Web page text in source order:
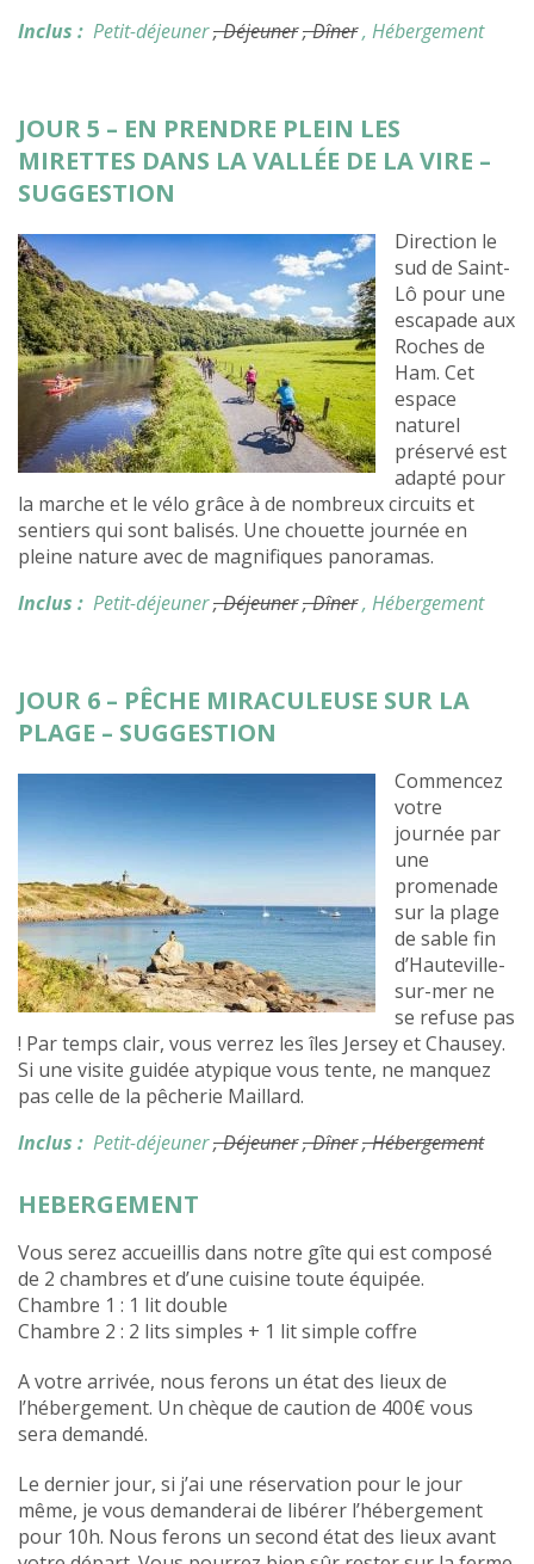
Inclus : Petit-déjeuner, Déjeuner, Dîner, Hébergement
JOUR 5 – EN PRENDRE PLEIN LES
MIRETTES DANS LA VALLÉE DE LA VIRE –
SUGGESTION
Direction le
sud de Saint-
Lô pour une
escapade aux
Roches de
Ham. Cet
espace
naturel
préservé est
adapté pour
la marche et le vélo grâce à de nombreux circuits et
sentiers qui sont balisés. Une chouette journée en
pleine nature avec de magnifiques panoramas.
Inclus : Petit-déjeuner, Déjeuner, Dîner, Hébergement
JOUR 6 – PÊCHE MIRACULEUSE SUR LA
PLAGE – SUGGESTION
Commencez
votre
journée par
une
promenade
sur la plage
de sable fin
d’Hauteville-
sur-mer ne
se refuse pas
! Par temps clair, vous verrez les îles Jersey et Chausey.
Si une visite guidée atypique vous tente, ne manquez
pas celle de la pêcherie Maillard.
Inclus : Petit-déjeuner, Déjeuner, Dîner, Hébergement
HEBERGEMENT
Vous serez accueillis dans notre gîte qui est composé
de 2 chambres et d’une cuisine toute équipée.
Chambre 1 : 1 lit double
Chambre 2 : 2 lits simples + 1 lit simple coffre
A votre arrivée, nous ferons un état des lieux de
l’hébergement. Un chèque de caution de 400€ vous
sera demandé.
Le dernier jour, si j’ai une réservation pour le jour
même, je vous demanderai de libérer l’hébergement
pour 10h. Nous ferons un second état des lieux avant